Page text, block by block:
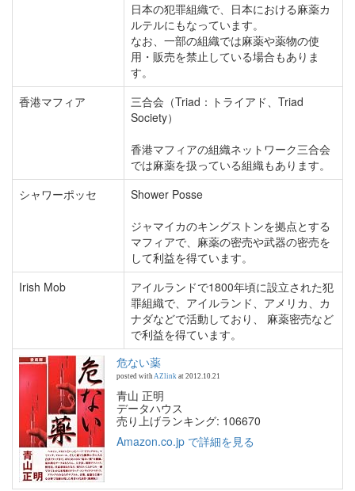
日本の犯罪組織で、日本における麻薬カ
ルテルにもなっています。
なお、一部の組織では麻薬や薬物の使
用・販売を禁止している場合もありま
す。
香港マフィア
三合会（Triad：トライアド、Triad
Society）
香港マフィアの組織ネットワーク三合会
では麻薬を扱っている組織もあります。
シャワーポッセ
Shower Posse
ジャマイカのキングストンを拠点とする
マフィアで、麻薬の密売や武器の密売を
して利益を得ています。
Irish Mob
アイルランドで1800年頃に設立された犯
罪組織で、アイルランド、アメリカ、カ
ナダなどで活動しており、 麻薬密売など
で利益を得ています。
危ない薬
posted withAZlink at 2012.10.21
青山 正明
データハウス
売り上げランキング: 106670
Amazon.co.jp で詳細を見る